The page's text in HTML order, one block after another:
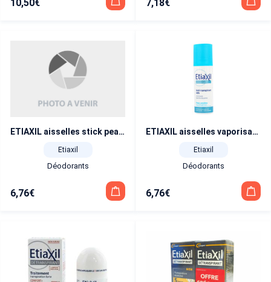
10,50€ 7,18€
ETIAXIL aisselles stick peaux sensibles 40 ml
Etiaxil
Déodorants
6,76€
ETIAXIL aisselles vaporisateur peaux sensibles 100 ml
Etiaxil
Déodorants
6,76€